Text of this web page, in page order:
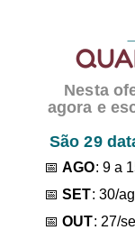
Nesta
agora e
São 29
📅AGO: 9 a
📅SET: 30/
📅OUT: 27/